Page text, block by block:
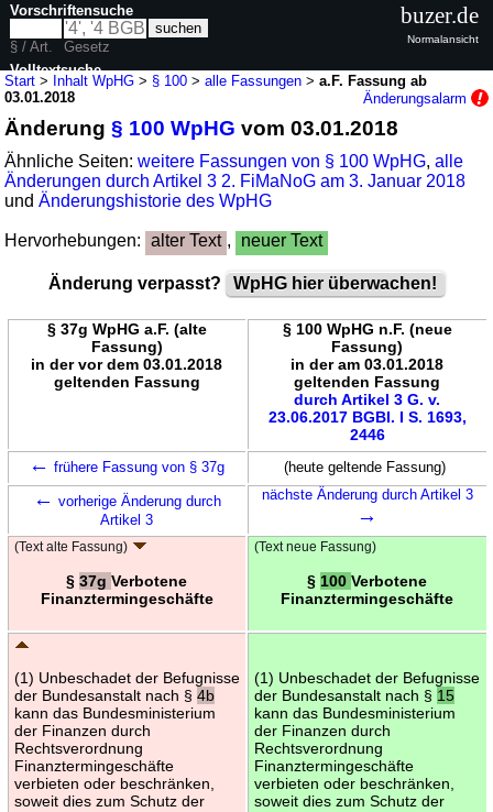
Start > Inhalt WpHG > § 100 >alle Fassungen >a.F. Fassung ab
03.01.2018
Änderungsalarm
Änderung§ 100 WpHG vom 03.01.2018
Ähnliche Seiten:weitere Fassungen von § 100 WpHG,alle
Änderungen durch Artikel 3 2. FiMaNoG am 3. Januar 2018
undÄnderungshistorie des WpHG
Hervorhebungen: alter Text , neuer Text
Änderung verpasst? WpHG hier überwachen!
§ 37g WpHG a.F. (alte
Fassung)
in der vor dem 03.01.2018
geltenden Fassung
§ 100 WpHG n.F. (neue
Fassung)
in der am 03.01.2018
geltenden Fassung
durch Artikel 3 G. v.
23.06.2017 BGBl. I S. 1693,
2446
← frühere Fassung von § 37g (heute geltende Fassung)
← vorherige Änderung durch
Artikel 3
nächste Änderung durch Artikel 3
→
(Text alte Fassung)
§ 37g Verbotene
Finanztermingeschäfte
(Text neue Fassung)
§ 100 Verbotene
Finanztermingeschäfte
(1) Unbeschadet der Befugnisse
der Bundesanstalt nach § 4b
kann das Bundesministerium
der Finanzen durch
Rechtsverordnung
Finanztermingeschäfte
verbieten oder beschränken,
soweit dies zum Schutz der
(1) Unbeschadet der Befugnisse
der Bundesanstalt nach § 15
kann das Bundesministerium
der Finanzen durch
Rechtsverordnung
Finanztermingeschäfte
verbieten oder beschränken,
soweit dies zum Schutz der
Vorschriftensuche
§ / Art.
Gesetz
Volltextsuche
buzer.de
Normalansicht